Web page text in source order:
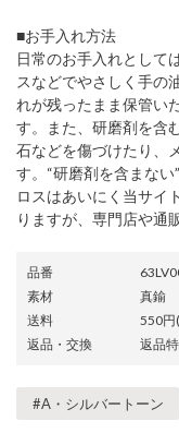
■お手入れ方法
日常のお手入れとして
スなどでやさしく手の
れが残ったまま保管い
す。また、研磨剤を含
石などを傷づけたり、
す。“研磨剤を含まな
ロスはあいにく当サイ
りますが、専門店や通
品番
素材
真鍮
送料
550円
返品・交換
返品
#A・シルバートーン